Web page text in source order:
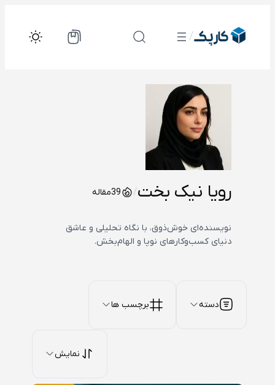
/
رویا نیک بخت/
39مقاله
نویسنده‌ای خوش‌ذوق، با نگاه تحلیلی و عاشق
دنیای کسب‌وکارهای نوپا و الهام‌بخش.
دسته برچسب ها
نمایش